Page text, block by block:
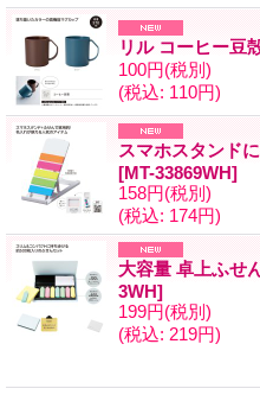
リル コーヒー豆
100円(税別)
(税込: 110円)
スマホスタンド
[MT-33869WH]
158円(税別)
(税込: 174円)
大容量 卓上ふせ
3WH]
199円(税別)
(税込: 219円)